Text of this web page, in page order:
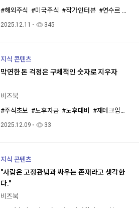
#해외주식 #미국주식 #작가인터뷰 #연수르 #투
2025.12.11 345
지식 콘텐츠
막연한 돈 걱정은 구체적인 숫자로 지우자
비즈북
#주식초보 #노후자금 #노후대비 #재테크입문
2025.12.09 33
지식 콘텐츠
"사람은 고정관념과 싸우는 존재라고 생각한
다."
비즈북